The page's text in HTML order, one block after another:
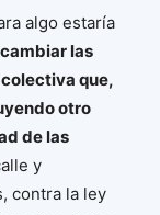
algo estaría
las
que,
otro
de las
y
contra la ley